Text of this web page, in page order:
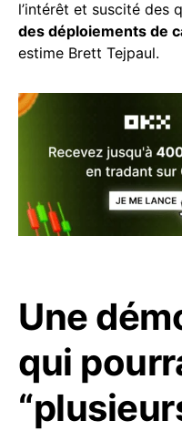
l’intérêt et suscité des
des déploiements de
estime Brett Tejpaul.
Une
qui